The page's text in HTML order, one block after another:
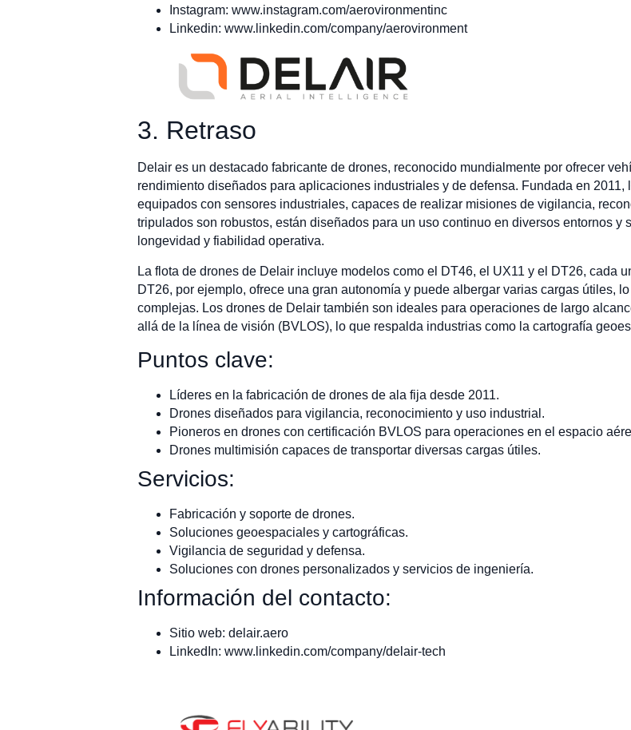
Instagram: www.instagram.com/aerovironmentinc
Linkedin: www.linkedin.com/company/aerovironment
3. Retraso
Delair es un destacado fabricante de drones, reconocido mundialmente por ofrecer
rendimiento diseñados para aplicaciones industriales y de defensa. Fundada en
equipados con sensores industriales, capaces de realizar misiones de vigilancia,
tripulados son robustos, están diseñados para un uso continuo en diversos entornos y
longevidad y fiabilidad operativa.
La flota de drones de Delair incluye modelos como el DT46, el UX11 y el DT26, cada
DT26, por ejemplo, ofrece una gran autonomía y puede albergar varias cargas útiles,
complejas. Los drones de Delair también son ideales para operaciones de largo
allá de la línea de visión (BVLOS), lo que respalda industrias como la cartografía
Puntos clave:
Líderes en la fabricación de drones de ala fija desde 2011.
Drones diseñados para vigilancia, reconocimiento y uso industrial.
Pioneros en drones con certificación BVLOS para operaciones en el espacio
Drones multimisión capaces de transportar diversas cargas útiles.
Servicios:
Fabricación y soporte de drones.
Soluciones geoespaciales y cartográficas.
Vigilancia de seguridad y defensa.
Soluciones con drones personalizados y servicios de ingeniería.
Información del contacto:
Sitio web: delair.aero
LinkedIn: www.linkedin.com/company/delair-tech